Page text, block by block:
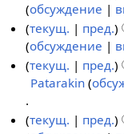
я
0
н
и
я
п
р
а
в
0
3
и
с
а
н
и
я
п
р
о
п
и
с
а
я
е
т
о
п
и
а
н
обсуждение
Н
е
т
о
и
ф
р
текущ. пред.
обсуждение
Н
е
о
д
текущ. пред.
Patarakin
Нтекущ. пред.